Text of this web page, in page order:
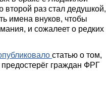
второй раз стал дедушкой,
имена внуков, чтобы
и сожалеет о редких
статью о том,
граждан ФРГ